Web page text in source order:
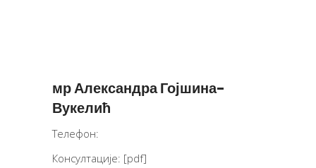
мр Александра Гојшина-
Вукелић
Телефон:
Консултације: [pdf]